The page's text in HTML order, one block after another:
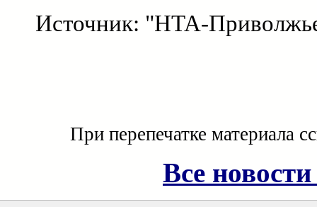
Источник: "НТА-
При перепечатке материала
Все